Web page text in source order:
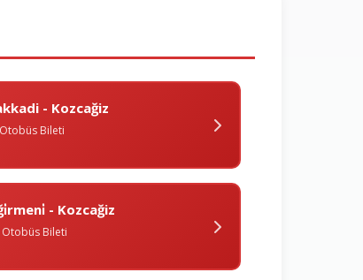
- Kozcağiz
Otobüs Bileti
- Kozcağiz
Otobüs Bileti